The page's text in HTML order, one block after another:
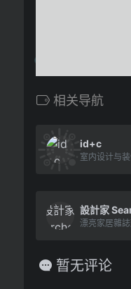
相关导航
id+c
設計家
暂无评论